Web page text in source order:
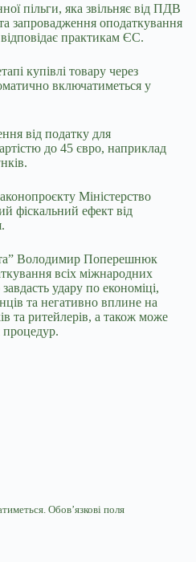
пільги, яка звільняє від ПДВ
запровадження оподаткування
практикам ЄС.
купівлі товару через
включатиметься у
від податку для
до 45 євро, наприклад
Міністерство
фіскальний ефект від
Володимир Поперешнюк
всіх міжнародних
удару по економіці,
та негативно вплине на
та ритейлерів, а також може
Обов’язкові поля